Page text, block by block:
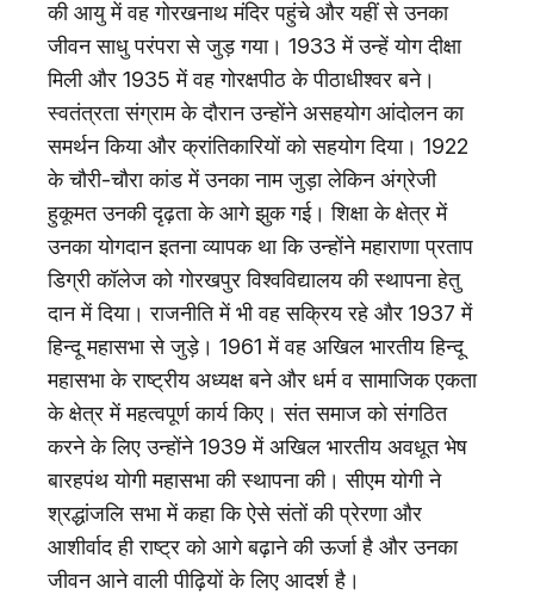
की आयु में वह गोरखनाथ मंदिर पहुंचे और यहीं से उनका
जीवन साधु परंपरा से जुड़ गया। 1933 में उन्हें योग दीक्षा
मिली और 1935 में वह गोरक्षपीठ के पीठाधीश्वर बने।
स्वतंत्रता संग्राम के दौरान उन्होंने असहयोग आंदोलन का
समर्थन किया और क्रांतिकारियों को सहयोग दिया। 1922
के चौरी-चौरा कांड में उनका नाम जुड़ा लेकिन अंग्रेजी
हुकूमत उनकी दृढ़ता के आगे झुक गई। शिक्षा के क्षेत्र में
उनका योगदान इतना व्यापक था कि उन्होंने महाराणा प्रताप
डिग्री कॉलेज को गोरखपुर विश्वविद्यालय की स्थापना हेतु
दान में दिया। राजनीति में भी वह सक्रिय रहे और 1937 में
हिन्दू महासभा से जुड़े। 1961 में वह अखिल भारतीय हिन्दू
महासभा के राष्ट्रीय अध्यक्ष बने और धर्म व सामाजिक एकता
के क्षेत्र में महत्वपूर्ण कार्य किए। संत समाज को संगठित
करने के लिए उन्होंने 1939 में अखिल भारतीय अवधूत भेष
बारहपंथ योगी महासभा की स्थापना की। सीएम योगी ने
श्रद्धांजलि सभा में कहा कि ऐसे संतों की प्रेरणा और
आशीर्वाद ही राष्ट्र को आगे बढ़ाने की ऊर्जा है और उनका
जीवन आने वाली पीढ़ियों के लिए आदर्श है।